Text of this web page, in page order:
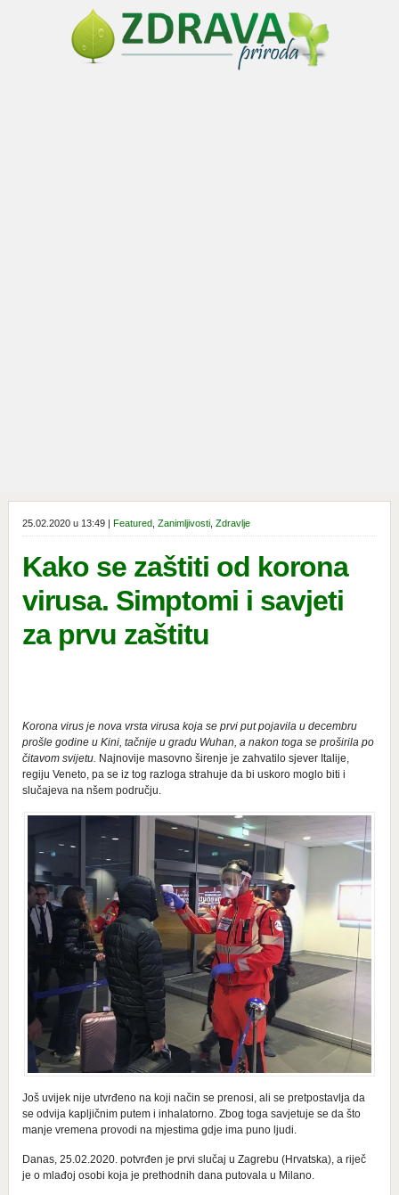
25.02.2020 u 13:49 | Featured, Zanimljivosti, Zdravlje
Kako se zaštiti od korona
virusa. Simptomi i savjeti
za prvu zaštitu
Korona virus je nova vrsta virusa koja se prvi put pojavila u decembru
prošle godine u Kini, tačnije u gradu Wuhan, a nakon toga se proširila po
čitavom svijetu. Najnovije masovno širenje je zahvatilo sjever Italije,
regiju Veneto, pa se iz tog razloga strahuje da bi uskoro moglo biti i
slučajeva na nšem području.
Još uvijek nije utvrđeno na koji način se prenosi, ali se pretpostavlja da
se odvija kapljičnim putem i inhalatorno. Zbog toga savjetuje se da što
manje vremena provodi na mjestima gdje ima puno ljudi.
Danas, 25.02.2020. potvrđen je prvi slučaj u Zagrebu (Hrvatska), a riječ
je o mlađoj osobi koja je prethodnih dana putovala u Milano.